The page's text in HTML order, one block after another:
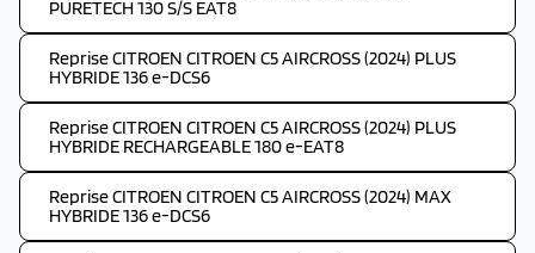
PURETECH 130 S/S EAT8
Reprise CITROEN CITROEN C5 AIRCROSS (2024) PLUS
HYBRIDE 136 e-DCS6
Reprise CITROEN CITROEN C5 AIRCROSS (2024) PLUS
HYBRIDE RECHARGEABLE 180 e-EAT8
Reprise CITROEN CITROEN C5 AIRCROSS (2024) MAX
HYBRIDE 136 e-DCS6